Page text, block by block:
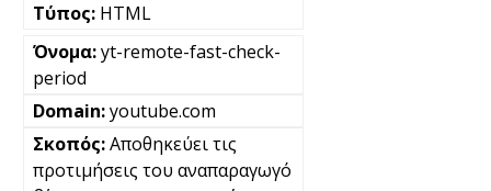
HTML
yt-remote-fast-check-
period
youtube.com
Αποθηκεύει τις
προτιμήσεις του αναπαραγωγό